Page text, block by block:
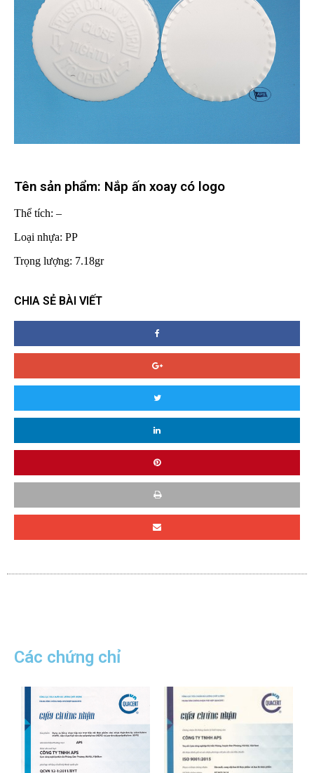
Tên sản phẩm: Nắp ấn xoay có logo
Thể tích: –
Loại nhựa: PP
Trọng lượng: 7.18gr
CHIA SẺ BÀI VIẾT
Các chứng chỉ